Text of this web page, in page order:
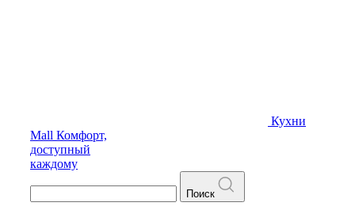
Кухни
Mall Комфорт,
доступный
каждому
Поиск